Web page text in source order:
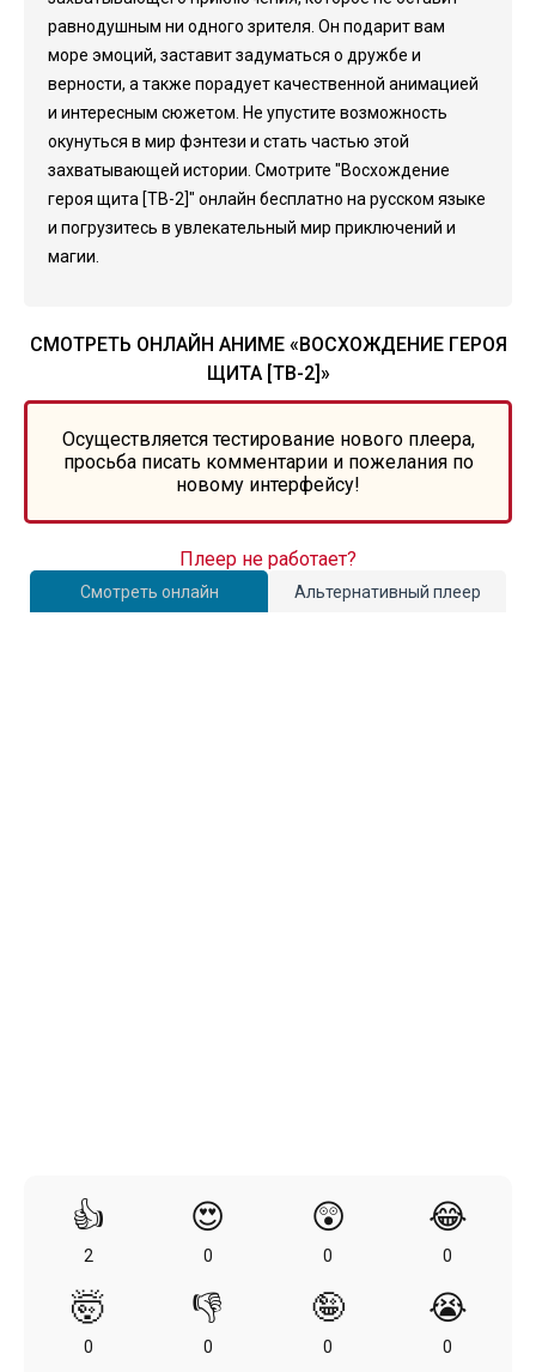
равнодушным ни одного зрителя. Он подарит вам
море эмоций, заставит задуматься о дружбе и
верности, а также порадует качественной анимацией
и интересным сюжетом. Не упустите возможность
окунуться в мир фэнтези и стать частью этой
захватывающей истории. Смотрите "Восхождение
героя щита [ТВ-2]" онлайн бесплатно на русском языке
и погрузитесь в увлекательный мир приключений и
магии.
СМОТРЕТЬ ОНЛАЙН АНИМЕ «ВОСХОЖДЕНИЕ ГЕРОЯ
ЩИТА [ТВ-2]»
Осуществляется тестирование нового плеера,
просьба писать комментарии и пожелания по
новому интерфейсу!
Смотреть онлайн Альтернативный плеер
Плеер не работает?
👍
2
😍
0
😲
0
😂
0
🤯
0
👎
0
🤪
0
😭
0